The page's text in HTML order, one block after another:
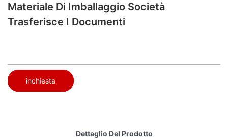
Materiale Di Imballaggio Società
Trasferisce I Documenti
inchiesta
Dettaglio Del Prodotto